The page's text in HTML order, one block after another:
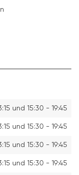
und 15:30 - 19:45
und 15:30 - 19:45
und 15:30 - 19:45
und 15:30 - 19:45